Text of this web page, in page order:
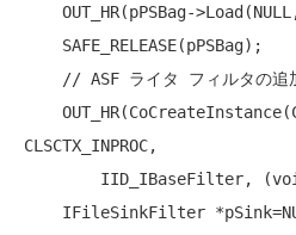
    OUT_HR(pPSBag->Load(
NULL
// ASF ライタ フィルタの追
CLSCTX_INPROC,
        IID_IBaseFilter, (
    IFileSinkFilter *pSink=